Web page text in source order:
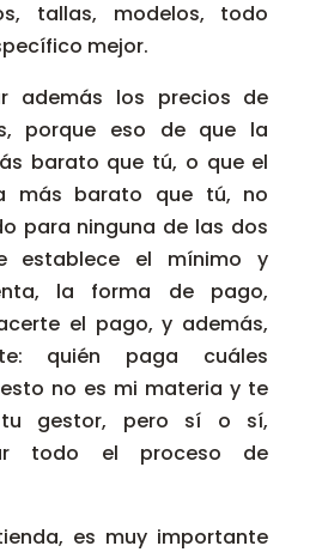
tallas, modelos, todo
mejor.
además los precios de
porque eso de que la
barato que tú, o que el
más barato que tú, no
para ninguna de las dos
establece el mínimo y
la forma de pago,
el pago, y además,
quién paga cuáles
no es mi materia y te
gestor, pero sí o sí,
todo el proceso de
es muy importante